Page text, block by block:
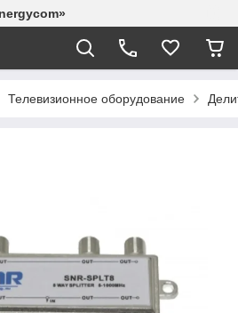
Телевизионное оборудование